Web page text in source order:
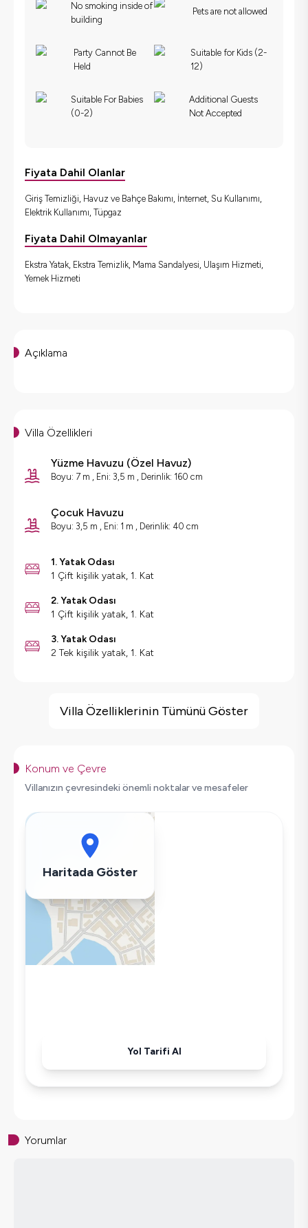
No smoking inside of
building
Pets are not allowed
Party Cannot Be
Held
Suitable for Kids (2-
12)
Suitable For Babies
(0-2)
Additional Guests
Not Accepted
Fiyata Dahil Olanlar
Giriş Temizliği, Havuz ve Bahçe Bakımı, İnternet, Su Kullanımı,
Elektrik Kullanımı, Tüpgaz
Fiyata Dahil Olmayanlar
Ekstra Yatak, Ekstra Temizlik, Mama Sandalyesi, Ulaşım Hizmeti,
Yemek Hizmeti
Açıklama
Villa Özellikleri
Yüzme Havuzu (Özel Havuz)
Boyu: 7 m , Eni: 3,5 m , Derinlik: 160 cm
Çocuk Havuzu
Boyu: 3,5 m , Eni: 1 m , Derinlik: 40 cm
1. Yatak Odası
1 Çift kişilik yatak, 1. Kat
2. Yatak Odası
1 Çift kişilik yatak, 1. Kat
3. Yatak Odası
2 Tek kişilik yatak, 1. Kat
Geniş Ailelere Uygun
Salıncak
Bulaşık Makinesi
Çamaşır Makinesi
Wifi / İnternet
Tost Makinesi
Mikrodalga
Kettle
Villa Özelliklerinin Tümünü Göster
Konum ve Çevre
Villanızın çevresindeki önemli noktalar ve mesafeler
Haritada Göster
Yol Tarifi Al
Yorumlar